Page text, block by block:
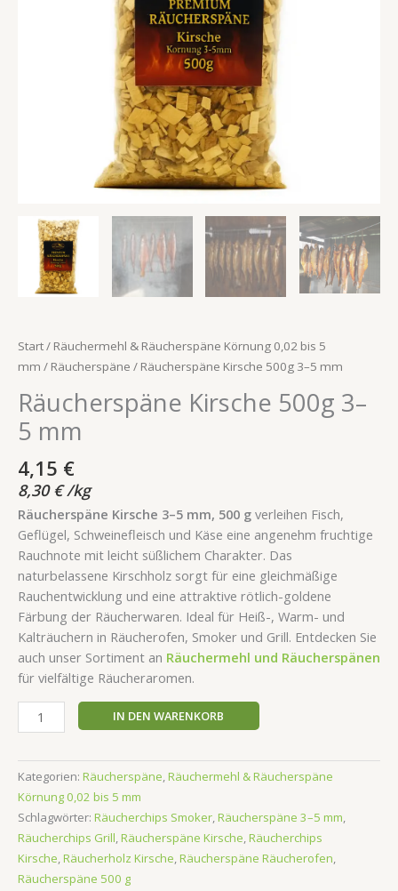
Start/ Räuchermehl & Räucherspäne Körnung 0,02 bis 5
mm / Räucherspäne / Räucherspäne Kirsche 500g 3–5 mm
Räucherspäne Kirsche 500g 3–
5 mm
4,15 €
8,30€ /kg
Räucherspäne Kirsche 3–5 mm, 500 g verleihen Fisch,
Geflügel, Schweinefleisch und Käse eine angenehm fruchtige
Rauchnote mit leicht süßlichem Charakter. Das
naturbelassene Kirschholz sorgt für eine gleichmäßige
Rauchentwicklung und eine attraktive rötlich-goldene
Färbung der Räucherwaren. Ideal für Heiß-, Warm- und
Kalträuchern in Räucherofen, Smoker und Grill. Entdecken Sie
auch unser Sortiment an Räuchermehl und Räucherspänen
für vielfältige Räucheraromen.
IN DEN WARENKORB
Kategorien: Räucherspäne,Räuchermehl & Räucherspäne
Körnung 0,02 bis 5 mm
Schlagwörter: Räucherchips Smoker,Räucherspäne 3–5 mm,
Räucherchips Grill,Räucherspäne Kirsche,Räucherchips
Kirsche,Räucherholz Kirsche,Räucherspäne Räucherofen,
Räucherspäne 500 g